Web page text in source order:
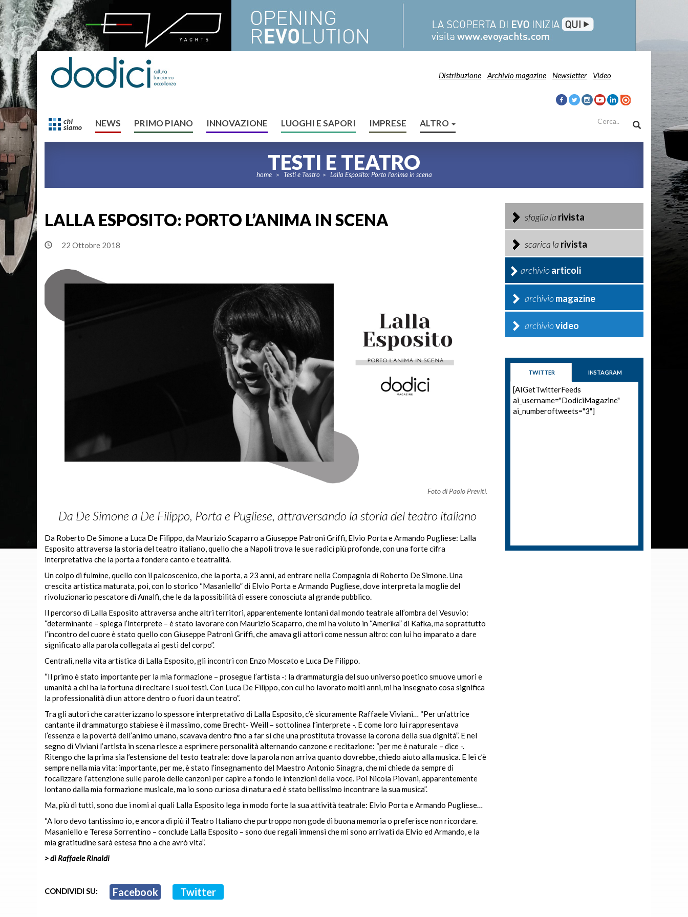
Distribuzione Archivio magazine Newsletter Video
NEWS PRIMO PIANO INNOVAZIONE LUOGHI E SAPORI IMPRESE ALTRO
TESTI E TEATRO
home > Testi e Teatro > Lalla Esposito: Porto l’anima in scena
LALLA ESPOSITO: PORTO L’ANIMA IN SCENA
22 Ottobre 2018
Foto di Paolo Previti.
Da De Simone a De Filippo, Porta e Pugliese, attraversando la storia del teatro italiano
Da Roberto De Simone a Luca De Filippo, da Maurizio Scaparro a Giuseppe Patroni Griffi, Elvio Porta e Armando Pugliese: Lalla
Esposito attraversa la storia del teatro italiano, quello che a Napoli trova le sue radici più profonde, con una forte cifra
interpretativa che la porta a fondere canto e teatralità.
Un colpo di fulmine, quello con il palcoscenico, che la porta, a 23 anni, ad entrare nella Compagnia di Roberto De Simone. Una
crescita artistica maturata, poi, con lo storico “Masaniello” di Elvio Porta e Armando Pugliese, dove interpreta la moglie del
rivoluzionario pescatore di Amalfi, che le da la possibilità di essere conosciuta al grande pubblico.
Il percorso di Lalla Esposito attraversa anche altri territori, apparentemente lontani dal mondo teatrale all’ombra del Vesuvio:
“determinante – spiega l’interprete – è stato lavorare con Maurizio Scaparro, che mi ha voluto in “Amerika” di Kafka, ma soprattutto
l’incontro del cuore è stato quello con Giuseppe Patroni Griffi, che amava gli attori come nessun altro: con lui ho imparato a dare
significato alla parola collegata ai gesti del corpo”.
Centrali, nella vita artistica di Lalla Esposito, gli incontri con Enzo Moscato e Luca De Filippo.
“Il primo è stato importante per la mia formazione – prosegue l’artista -: la drammaturgia del suo universo poetico smuove umori e
umanità a chi ha la fortuna di recitare i suoi testi. Con Luca De Filippo, con cui ho lavorato molti anni, mi ha insegnato cosa significa
la professionalità di un attore dentro o fuori da un teatro”.
Tra gli autori che caratterizzano lo spessore interpretativo di Lalla Esposito, c’è sicuramente Raffaele Viviani… “Per un’attrice
cantante il drammaturgo stabiese è il massimo, come Brecht- Weill – sottolinea l’interprete -. E come loro lui rappresentava
l’essenza e la povertà dell’animo umano, scavava dentro fino a far si che una prostituta trovasse la corona della sua dignità”. E nel
segno di Viviani l’artista in scena riesce a esprimere personalità alternando canzone e recitazione: “per me è naturale – dice -.
Ritengo che la prima sia l’estensione del testo teatrale: dove la parola non arriva quanto dovrebbe, chiedo aiuto alla musica. E lei c’è
sempre nella mia vita: importante, per me, è stato l’insegnamento del Maestro Antonio Sinagra, che mi chiede da sempre di
focalizzare l’attenzione sulle parole delle canzoni per capire a fondo le intenzioni della voce. Poi Nicola Piovani, apparentemente
lontano dalla mia formazione musicale, ma io sono curiosa di natura ed è stato bellissimo incontrare la sua musica”.
Ma, più di tutti, sono due i nomi ai quali Lalla Esposito lega in modo forte la sua attività teatrale: Elvio Porta e Armando Pugliese…
“A loro devo tantissimo io, e ancora di più il Teatro Italiano che purtroppo non gode di buona memoria o preferisce non ricordare.
Masaniello e Teresa Sorrentino – conclude Lalla Esposito – sono due regali immensi che mi sono arrivati da Elvio ed Armando, e la
mia gratitudine sarà estesa fino a che avrò vita”.
> di Raffaele Rinaldi
CONDIVIDI SU: Facebook Twitter
sfoglia la rivista
scarica la rivista
archivioarticoli
archiviomagazine
archiviovideo
TWITTER INSTAGRAM
[AIGetTwitterFeeds
ai_username="DodiciMagazine"
ai_numberoftweets="3"]